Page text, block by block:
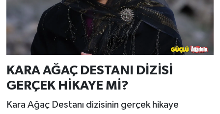
KARA AĞAÇ DESTANI DİZİSİ
GERÇEK HİKAYE Mİ?
Kara Ağaç Destanı dizisinin gerçek hikaye